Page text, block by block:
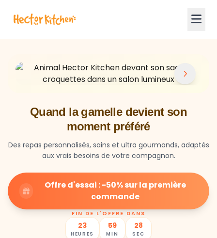
Quand la gamelle devient son
moment préféré
Des repas personnalisés, sains et ultra gourmands, adaptés
aux vrais besoins de votre compagnon.
Offre d'essai : -50% sur la première
commande
FIN DE L'OFFRE DANS
23
HEURES
59
MIN
27
SEC